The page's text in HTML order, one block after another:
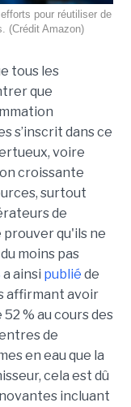
pour réutiliser de
(Crédit Amazon)
tous les
que
s’inscrit dans ce
voire
croissante
surtout
de
qu'ils ne
moins pas
a ainsi publié de
affirmant avoir
% au cours des
de
en eau que la
cela est dû
incluant